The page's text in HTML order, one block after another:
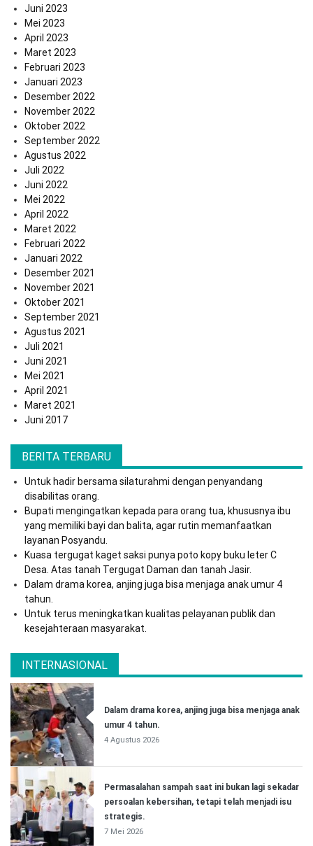
Juni 2023
Mei 2023
April 2023
Maret 2023
Februari 2023
Januari 2023
Desember 2022
November 2022
Oktober 2022
September 2022
Agustus 2022
Juli 2022
Juni 2022
Mei 2022
April 2022
Maret 2022
Februari 2022
Januari 2022
Desember 2021
November 2021
Oktober 2021
September 2021
Agustus 2021
Juli 2021
Juni 2021
Mei 2021
April 2021
Maret 2021
Juni 2017
BERITA TERBARU
Untuk hadir bersama silaturahmi dengan penyandang
disabilitas orang.
Bupati mengingatkan kepada para orang tua, khususnya ibu
yang memiliki bayi dan balita, agar rutin memanfaatkan
layanan Posyandu.
Kuasa tergugat kaget saksi punya poto kopy buku leter C
Desa. Atas tanah Tergugat Daman dan tanah Jasir.
Dalam drama korea, anjing juga bisa menjaga anak umur 4
tahun.
Untuk terus meningkatkan kualitas pelayanan publik dan
kesejahteraan masyarakat.
INTERNASIONAL
Dalam drama korea, anjing juga bisa menjaga anak
umur 4 tahun.
4 Agustus 2026
Permasalahan sampah saat ini bukan lagi sekadar
persoalan kebersihan, tetapi telah menjadi isu
strategis.
7 Mei 2026